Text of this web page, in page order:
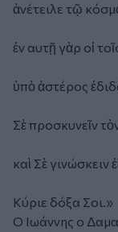
ἀνέτειλε τῷ
ἐν αυτῇ γὰρ οἱ
ὑπὸ ἀστέρος
Σὲ προσκυνεῖν
καὶ Σὲ
Κύριε δόξα Σοι.»
Ο Ιωάννης ο